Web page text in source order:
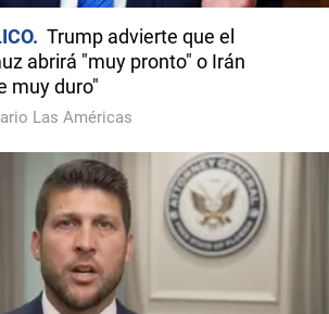
Trump advierte que el
abrirá "muy pronto" o Irán
muy duro"
Las Américas